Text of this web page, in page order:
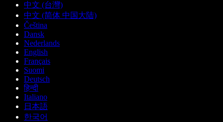
中文 (台灣)
中文 (简体 中国大陆)
Čeština
Dansk
Nederlands
English
Français
Suomi
Deutsch
हिन्दी
Italiano
日本語
한국어